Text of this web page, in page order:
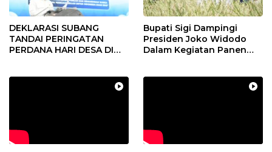
DEKLARASI SUBANG
TANDAI PERINGATAN
PERDANA HARI DESA DI
Bupati Sigi Dampingi
Presiden Joko Widodo
Dalam Kegiatan Panen